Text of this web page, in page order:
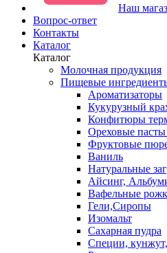
Наш
Вопрос-ответ
Контакты
Каталог
Каталог
Молочная продукция
Пищевые
Ароматизаторы
Кукурузный
Конфитюры
Ореховые пасты
Фруктовые
Ваниль
Натуральные
Айсинг,
Вафельные
Гели,Сиропы
Изомальт
Сахарная пудра
Специи,